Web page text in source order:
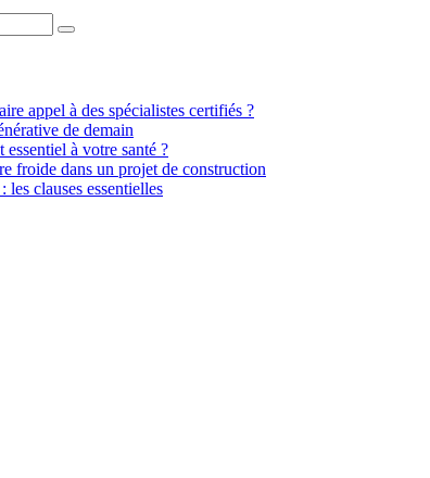
appel à des spécialistes certifiés ?
de demain
à votre santé ?
froide dans un projet de construction
clauses essentielles